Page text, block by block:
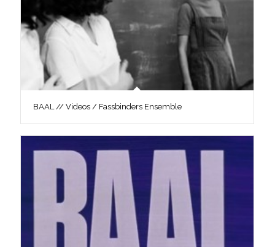
BAAL // Videos / Fassbinders Ensemble